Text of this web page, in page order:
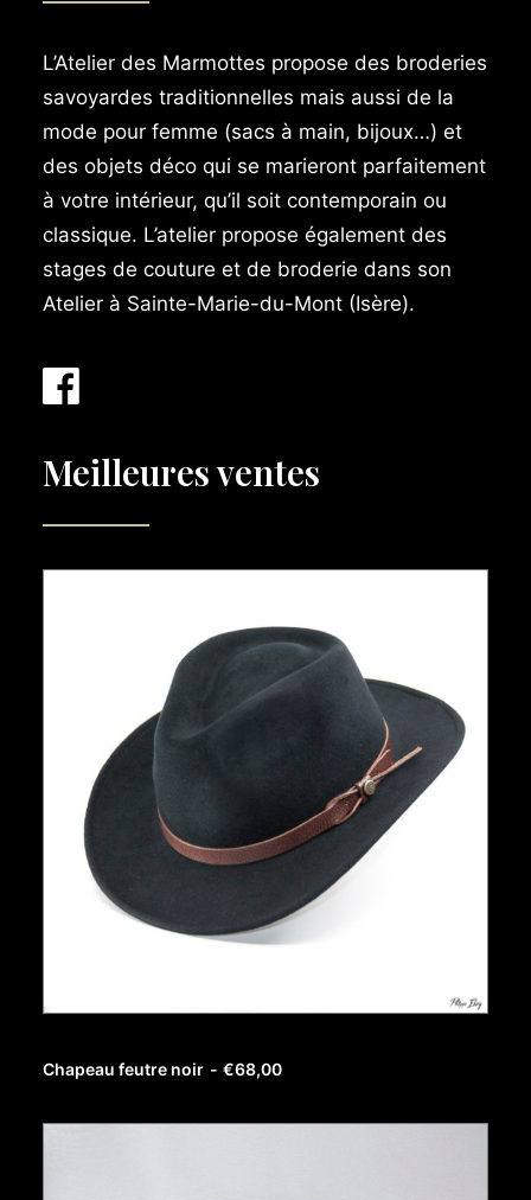
L’Atelier des Marmottes propose des broderies
savoyardes traditionnelles mais aussi de la
mode pour femme (sacs à main, bijoux…) et
des objets déco qui se marieront parfaitement
à votre intérieur, qu’il soit contemporain ou
classique. L’atelier propose également des
stages de couture et de broderie dans son
Atelier à Sainte-Marie-du-Mont (Isère).
Meilleures ventes
AJOUTER AU PANIER
Chapeau feutre noir €68,00